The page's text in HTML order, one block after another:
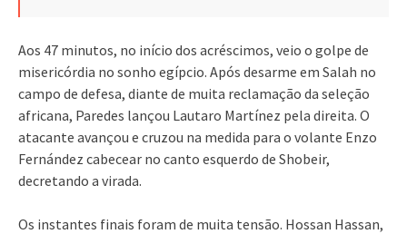
Aos 47 minutos, no início dos acréscimos, veio o golpe de
misericórdia no sonho egípcio. Após desarme em Salah no
campo de defesa, diante de muita reclamação da seleção
africana, Paredes lançou Lautaro Martínez pela direita. O
atacante avançou e cruzou na medida para o volante Enzo
Fernández cabecear no canto esquerdo de Shobeir,
decretando a virada.
Os instantes finais foram de muita tensão. Hossan Hassan,